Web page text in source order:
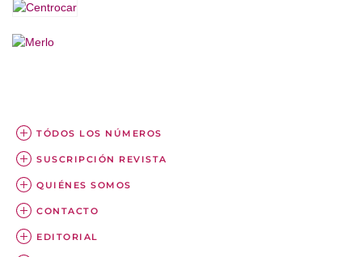
TÓDOS LOS NÚMEROS
SUSCRIPCIÓN REVISTA
QUIÉNES SOMOS
CONTACTO
EDITORIAL